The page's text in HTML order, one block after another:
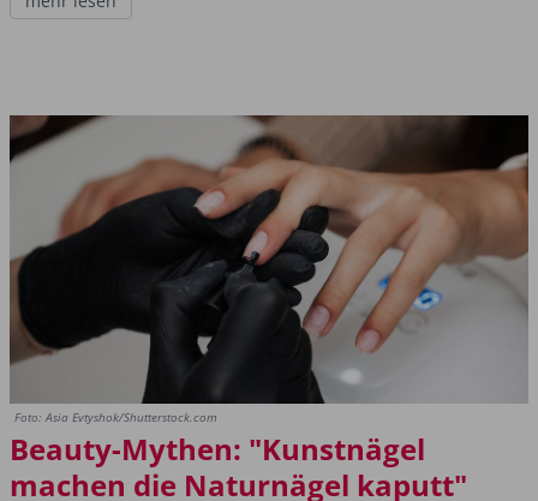
Foto: Asia Evtyshok/Shutterstock.com
Beauty-Mythen: "Kunstnägel
machen die Naturnägel kaputt"